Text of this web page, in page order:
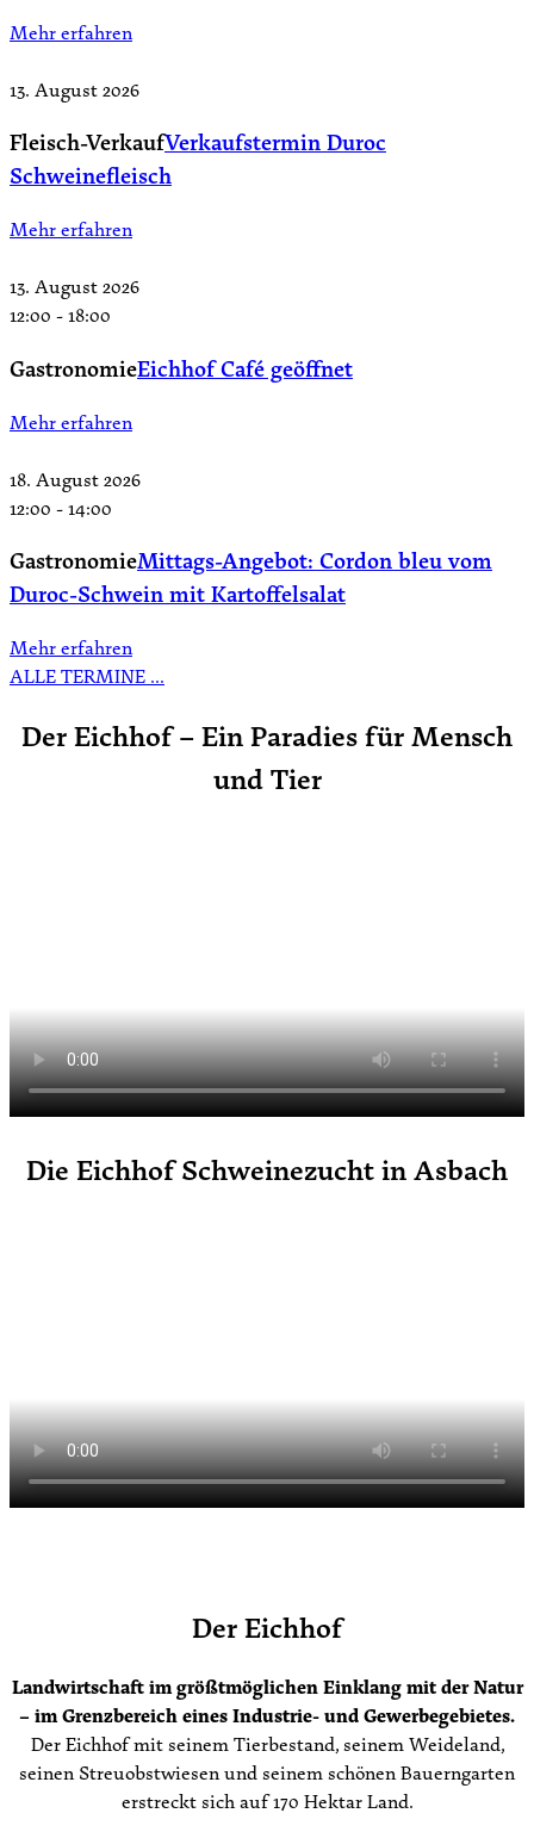
Mehr erfahren
13. August 2026
Fleisch-VerkaufVerkaufstermin Duroc
Schweinefleisch
Mehr erfahren
13. August 2026
12:00 -18:00
GastronomieEichhof Café geöffnet
Mehr erfahren
18. August 2026
12:00 -14:00
GastronomieMittags-Angebot: Cordon bleu vom
Duroc-Schwein mit Kartoffelsalat
Mehr erfahren
ALLE TERMINE …
Der Eichhof – Ein Paradies für Mensch
und Tier
Die Eichhof Schweinezucht in Asbach
Der Eichhof
Landwirtschaft im größtmöglichen Einklang mit der Natur
– im Grenzbereich eines Industrie- und Gewerbegebietes.
Der Eichhof mit seinem Tierbestand, seinem Weideland,
seinen Streuobstwiesen und seinem schönen Bauerngarten
erstreckt sich auf 170 Hektar Land.